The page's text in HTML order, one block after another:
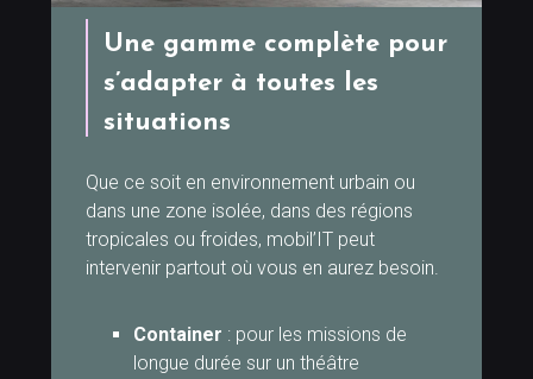
Une gamme complète pour
s’adapter à toutes les
situations
Que ce soit en environnement urbain ou
dans une zone isolée, dans des régions
tropicales ou froides, mobil’IT peut
intervenir partout où vous en aurez besoin.
Container : pour les missions de
longue durée sur un théâtre